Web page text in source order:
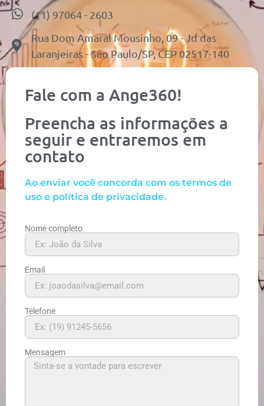
(11) 97064 - 2603
Rua Dom Amaral Mousinho, 09 - Jd das
Laranjeiras - São Paulo/SP, CEP 02517-140
Fale com a Ange360!
Preencha as informações a
seguir e entraremos em
contato
Ao enviar você concorda com os termos de
uso e política de privacidade.
Nome completo
Email
Telefone
Mensagem